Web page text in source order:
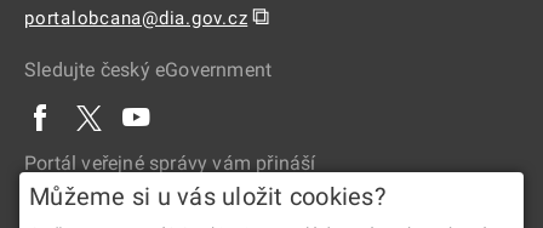
portalobcana@dia.gov.cz ⧉
Sledujte český eGovernment
Portál veřejné správy vám přináší
Můžeme si u vás uložit cookies?